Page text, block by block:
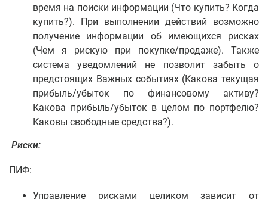
время на поиски информации (Что купить? Когда
купить?). При выполнении действий возможно
получение информации об имеющихся рисках
(Чем я рискую при покупке/продаже). Также
система уведомлений не позволит забыть о
предстоящих Важных событиях (Какова текущая
прибыль/убыток по финансовому активу?
Какова прибыль/убыток в целом по портфелю?
Каковы свободные средства?).
Риски:
ПИФ:
Управление рисками целиком зависит от